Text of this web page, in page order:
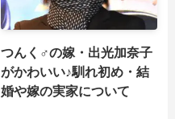
つんく♂の嫁・出光加奈子
がかわいい♪馴れ初め・結
婚や嫁の実家について